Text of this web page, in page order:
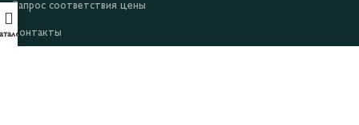
Запрос соответствия цены
Контакты